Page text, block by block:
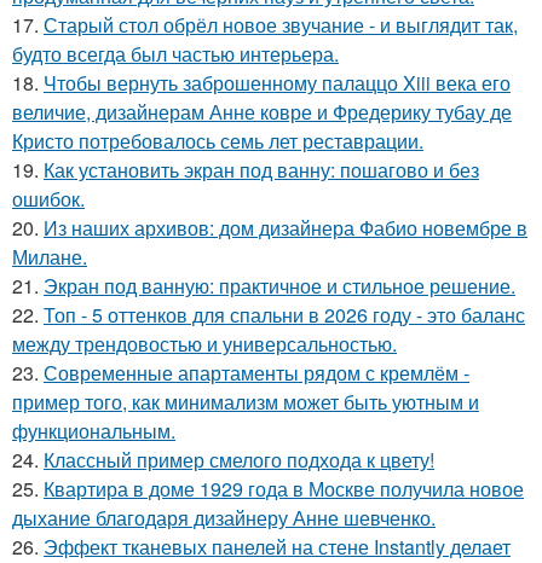
17. Старый стол обрёл новое звучание - и выглядит так,
будто всегда был частью интерьера.
18. Чтобы вернуть заброшенному палаццо Xiii века его
величие, дизайнерам Анне ковре и Фредерику тубау де
Кристо потребовалось семь лет реставрации.
19. Как установить экран под ванну: пошагово и без
ошибок.
20. Из наших архивов: дом дизайнера Фабио новембре в
Милане.
21. Экран под ванную: практичное и стильное решение.
22. Топ - 5 оттенков для спальни в 2026 году - это баланс
между трендовостью и универсальностью.
23. Современные апартаменты рядом с кремлём -
пример того, как минимализм может быть уютным и
функциональным.
24. Классный пример смелого подхода к цвету!
25. Квартира в доме 1929 года в Москве получила новое
дыхание благодаря дизайнеру Анне шевченко.
26. Эффект тканевых панелей на стене Instantly делает